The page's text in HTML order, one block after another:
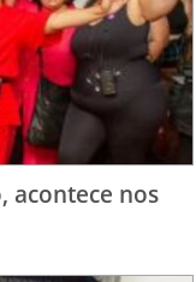
acontece nos